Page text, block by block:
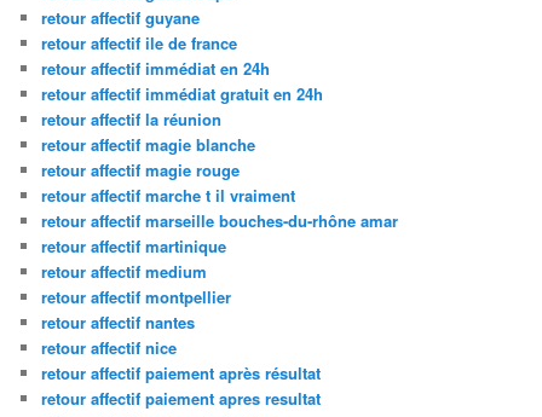
retour affectif guyane
retour affectif ile de france
retour affectif immédiat en 24h
retour affectif immédiat gratuit en 24h
retour affectif la réunion
retour affectif magie blanche
retour affectif magie rouge
retour affectif marche t il vraiment
retour affectif marseille bouches-du-rhône amar
retour affectif martinique
retour affectif medium
retour affectif montpellier
retour affectif nantes
retour affectif nice
retour affectif paiement après résultat
retour affectif paiement apres resultat